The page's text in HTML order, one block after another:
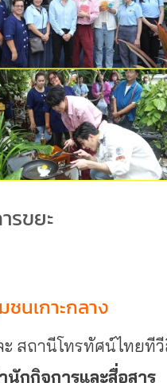
รขยะ
นเกาะกลาง
สถานีโทรทัศน์ไทยที
กกิจการและสื่อสาร